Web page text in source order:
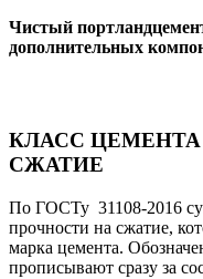
Чистый
дополнительных
КЛАСС
СЖАТИЕ
По ГОСТу 31108-2016
прочности на сжатие,
марка цемента.
прописывают сразу за